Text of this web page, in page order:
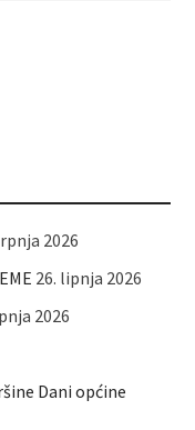
2026
26. lipnja 2026
2026
Dani općine